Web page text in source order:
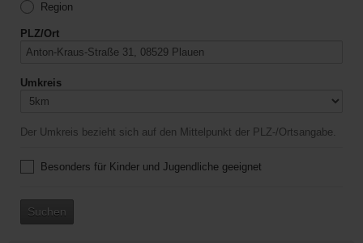
Region
PLZ/Ort
Umkreis
Der Umkreis bezieht sich auf den Mittelpunkt der PLZ-/Ortsangabe.
Besonders für Kinder und Jugendliche geeignet
Suchen